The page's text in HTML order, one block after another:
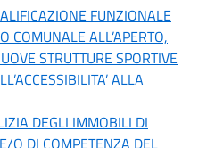
FUNZIONALE
COMUNALE ALL’APERTO,
STRUTTURE SPORTIVE
ALLA
DEGLI IMMOBILI DI
O DI COMPETENZA DEL